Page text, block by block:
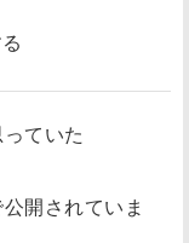
ていた
開されていま